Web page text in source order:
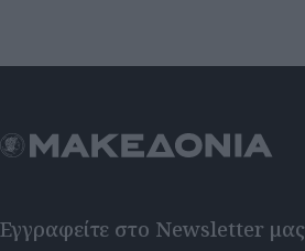
Εγγραφείτε στο Newsletter μας